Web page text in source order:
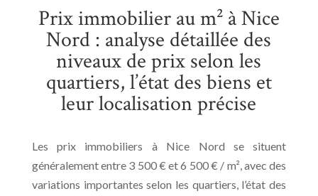
Prix immobilier au m² à Nice
Nord : analyse détaillée des
niveaux de prix selon les
quartiers, l’état des biens et
leur localisation précise
Les prix immobiliers à Nice Nord se situent
généralement entre 3 500 € et 6 500 € / m², avec des
variations importantes selon les quartiers, l’état des